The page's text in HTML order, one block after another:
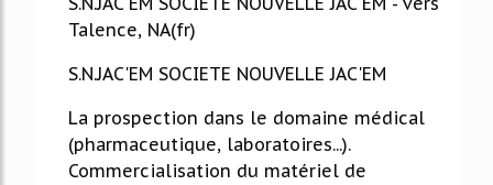
Talence, NA(fr)
S.N.JAC'EM SOCIETE NOUVELLE JAC'EM
La prospection dans le domaine médical
(pharmaceutique, laboratoires...).
Commercialisation du matériel de